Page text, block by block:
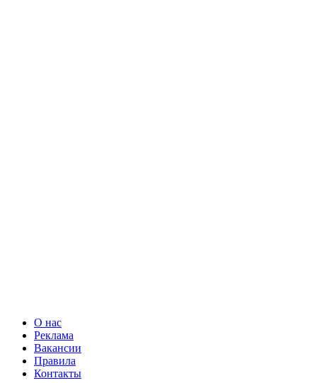
О нас
Реклама
Вакансии
Правила
Контакты